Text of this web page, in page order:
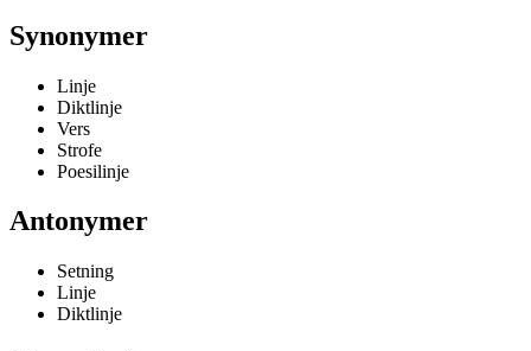
Synonymer
Linje
Diktlinje
Vers
Strofe
Poesilinje
Antonymer
Setning
Linje
Diktlinje